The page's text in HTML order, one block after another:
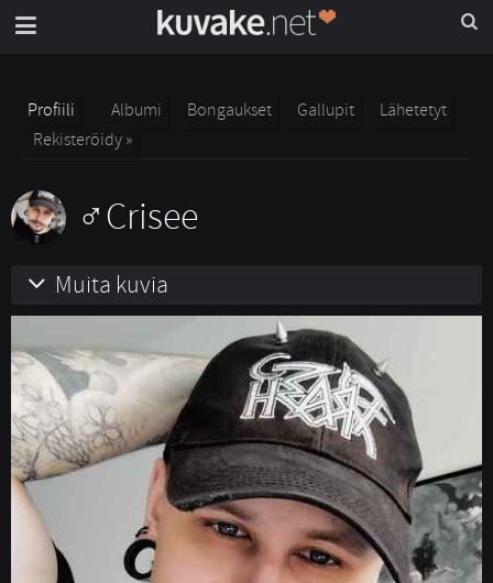
Profiili Albumi Bongaukset Gallupit
Lähetetyt
Rekisteröidy »
Crisee
Muita kuvia